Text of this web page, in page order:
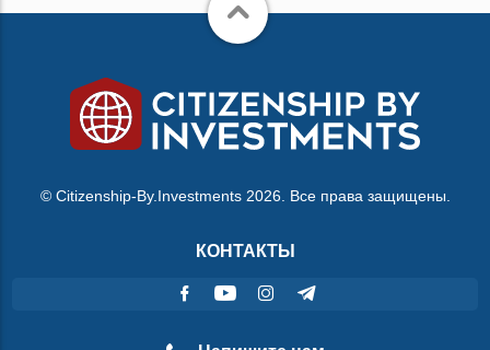
© Citizenship-By.Investments 2026. Все права защищены.
КОНТАКТЫ